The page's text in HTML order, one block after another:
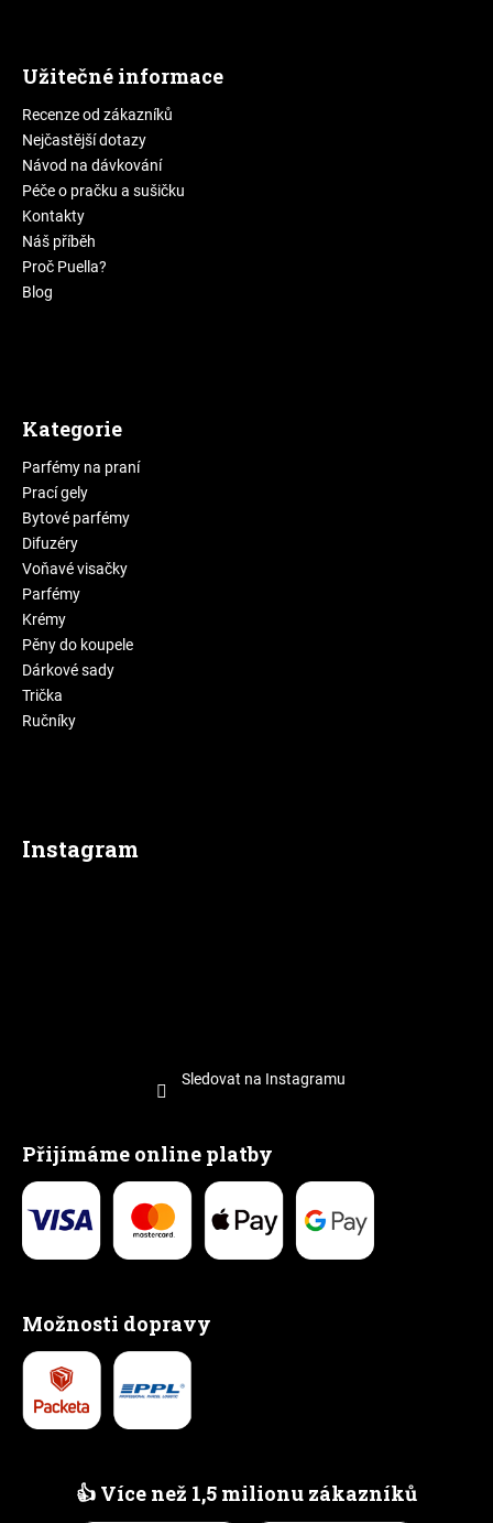
Užitečné informace
Recenze od zákazníků
Nejčastější dotazy
Návod na dávkování
Péče o pračku a sušičku
Kontakty
Náš příběh
Proč Puella?
Blog
Kategorie
Parfémy na praní
Prací gely
Bytové parfémy
Difuzéry
Voňavé visačky
Parfémy
Krémy
Pěny do koupele
Dárkové sady
Trička
Ručníky
Instagram
Sledovat na Instagramu
Přijímáme online platby
Možnosti dopravy
👍 Více než 1,5 milionu zákazníků